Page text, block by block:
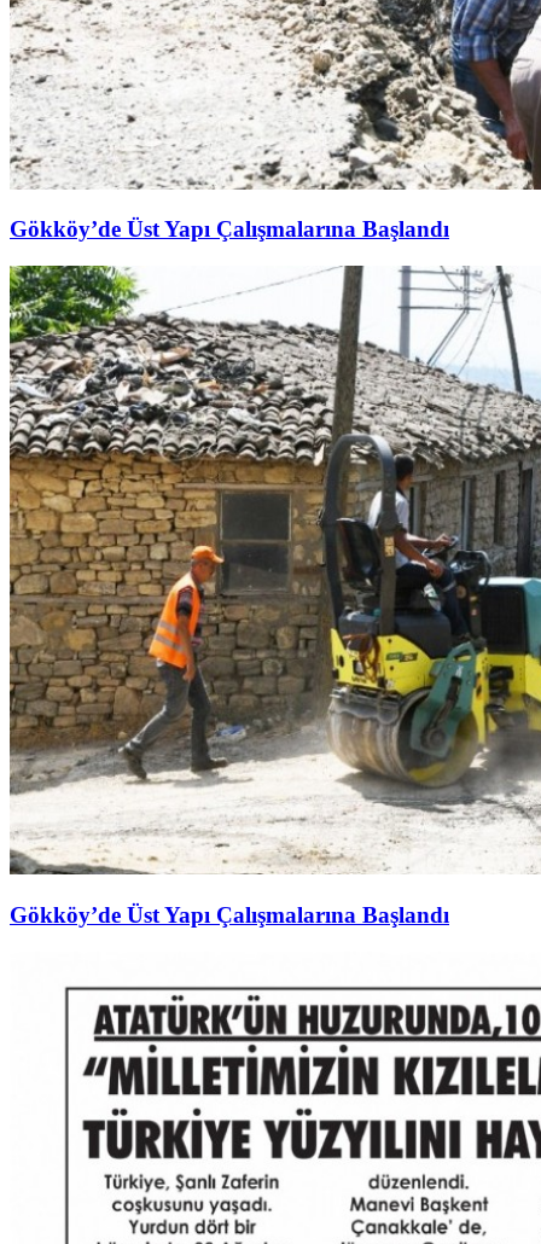
Gökköy’de Üst Yapı Çalışmalarına Başlandı
Gökköy’de Üst Yapı Çalışmalarına Başlandı